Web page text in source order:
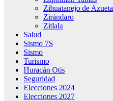
Zihuatanejo de Azueta
Zirándaro
Zitlala
Salud
Sismo 7S
Sismo
Turismo
Huracán Otis
Seguridad
Elecciones 2024
Elecciones 2027